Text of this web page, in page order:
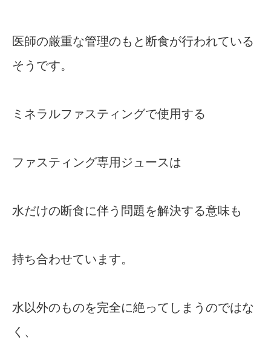
医師の厳重な管理のもと断食が行われている
そうです。
ミネラルファスティングで使用する
ファスティング専用ジュースは
水だけの断食に伴う問題を解決する意味も
持ち合わせています。
水以外のものを完全に絶ってしまうのではな
く、